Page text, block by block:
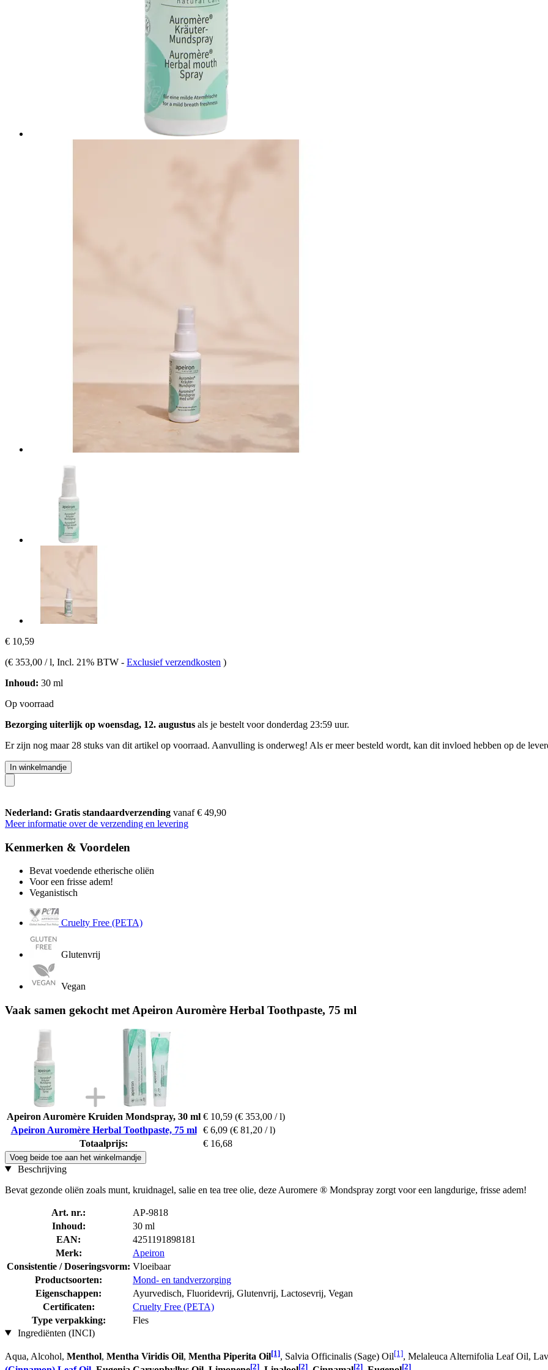
€ 10,59
(€ 353,00 / l, Incl. 21% BTW - Exclusief verzendkosten )
Inhoud: 30 ml
Op voorraad
Bezorging uiterlijk op woensdag, 12. augustus als je bestelt voordonderdag 23:59 uur.
Er zijn nog maar 28 stuks van dit artikel op voorraad. Aanvulling is onderweg! Als er meer besteld wordt, kan dit invloed hebben op de
In winkelmandje
Nederland: Gratis standaardverzending vanaf € 49,90
Meer informatie over de verzending en levering
Kenmerken & Voordelen
Bevat voedende etherische oliën
Voor een frisse adem!
Veganistisch
Cruelty Free (PETA)
Glutenvrij
Vegan
Vaak samen gekocht met Apeiron Auromère Herbal Toothpaste, 75 ml
Apeiron Auromère Kruiden Mondspray, 30 ml € 10,59 (€ 353,00 / l)
Apeiron Auromère Herbal Toothpaste, 75 ml
€ 6,09 (€ 81,20 / l)
Totaalprijs:
€ 16,68
Voeg beide toe aan het winkelmandje
Beschrijving
Bevat gezonde oliën zoals munt, kruidnagel, salie en tea tree olie, deze Auromere ® Mondspray zorgt voor een langdurige, frisse adem!
Art. nr.:
AP-9818
Inhoud:
30 ml
EAN:
4251191898181
Merk:
Apeiron
Consistentie / Doseringsvorm: Vloeibaar
Productsoorten:
Mond- en tandverzorging
Eigenschappen:
Ayurvedisch, Fluoridevrij, Glutenvrij, Lactosevrij, Vegan
Certificaten:
Cruelty Free (PETA)
Type verpakking:
Fles
Ingrediënten (INCI)
Aqua, Alcohol, Menthol, Mentha Viridis Oil, Mentha Piperita Oil[1], Salvia Officinalis (Sage) Oil[1], Melaleuca Alternifolia Leaf Oil,
[2] [2] [2] [2]